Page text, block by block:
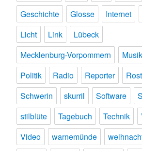
Geschichte
Glosse Internet
Licht
Link
Lübeck
Mecklenburg-Vorpommern
Musik
Politik
Radio Reporter
Schwerin
skurril Software
stilblüte
Tagebuch Technik
Video
warnemünde